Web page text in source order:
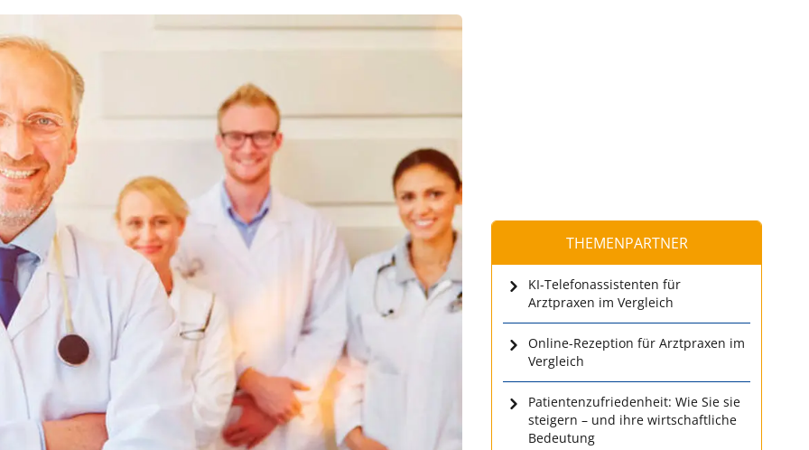
THEMENPARTNER
KI-Telefonassistenten für
Arztpraxen im Vergleich
Online-Rezeption für Arztpraxen im
Vergleich
Patientenzufriedenheit: Wie Sie sie
steigern – und ihre wirtschaftliche
Bedeutung